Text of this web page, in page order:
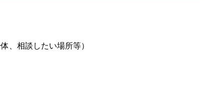
、相談したい場所等）